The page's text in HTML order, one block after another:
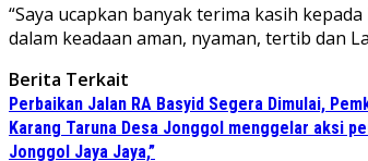
“Saya ucapkan banyak terima kasih
dalam keadaan aman, nyaman, tertib dan
Berita Terkait
Perbaikan Jalan RA Basyid Segera Dimulai,
Karang Taruna Desa Jonggol menggelar aksi
Jonggol Jaya Jaya,”